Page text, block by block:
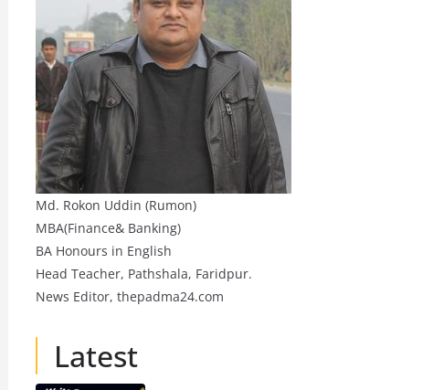
Md. Rokon Uddin (Rumon)
MBA(Finance& Banking)
BA Honours in English
Head Teacher, Pathshala, Faridpur.
News Editor, thepadma24.com
Latest